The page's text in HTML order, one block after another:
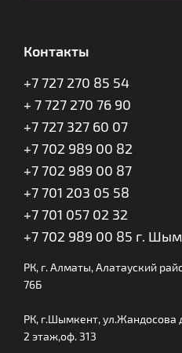
Контакты
+7 727 270 85 54
+ 7 727 270 76 90
+7 727 327 60 07
+7 702 989 00 82
+7 702 989 00 87
+7 701 203 05 58
+7 701 057 02 32
+7 702 989 00 85 г.
РК, г. Алматы, Алатауский
76Б
РК, г.Шымкент, ул.Жандосова
2 этаж,оф. 313